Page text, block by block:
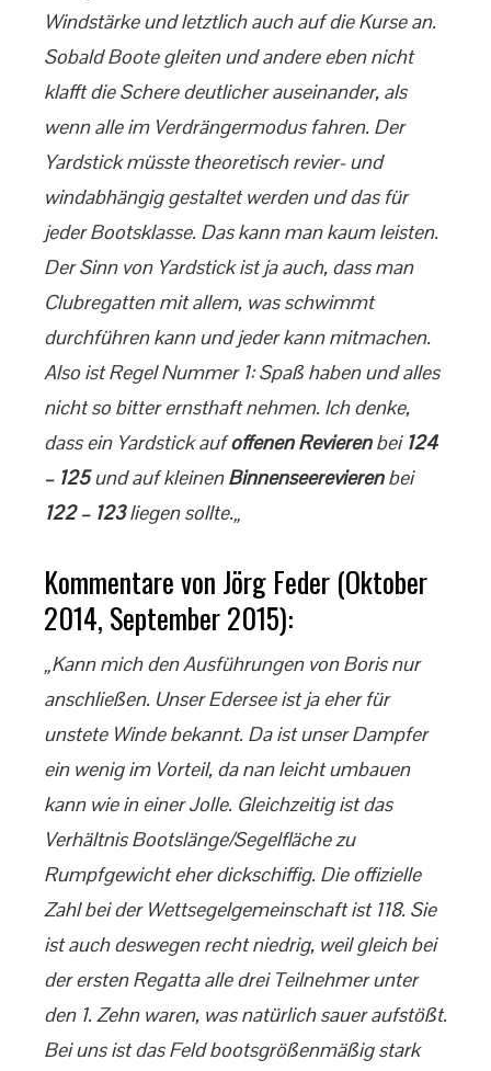
Windstärke und letztlich auch auf die Kurse an.
Sobald Boote gleiten und andere eben nicht
klafft die Schere deutlicher auseinander, als
wenn alle im Verdrängermodus fahren. Der
Yardstick müsste theoretisch revier- und
windabhängig gestaltet werden und das für
jeder Bootsklasse. Das kann man kaum leisten.
Der Sinn von Yardstick ist ja auch, dass man
Clubregatten mit allem, was schwimmt
durchführen kann und jeder kann mitmachen.
Also ist Regel Nummer 1: Spaß haben und alles
nicht so bitter ernsthaft nehmen. Ich denke,
dass ein Yardstick aufoffenen Revierenbei 124
– 125und auf kleinenBinnenseerevierenbei
122 – 123liegen sollte.„
Kommentare von Jörg Feder (Oktober
2014, September 2015):
„Kann mich den Ausführungen von Boris nur
anschließen. Unser Edersee ist ja eher für
unstete Winde bekannt. Da ist unser Dampfer
ein wenig im Vorteil, da nan leicht umbauen
kann wie in einer Jolle. Gleichzeitig ist das
Verhältnis Bootslänge/Segelfläche zu
Rumpfgewicht eher dickschiffig. Die offizielle
Zahl bei der Wettsegelgemeinschaft ist 118. Sie
ist auch deswegen recht niedrig, weil gleich bei
der ersten Regatta alle drei Teilnehmer unter
den 1. Zehn waren, was natürlich sauer aufstößt.
Bei uns ist das Feld bootsgrößenmäßig stark